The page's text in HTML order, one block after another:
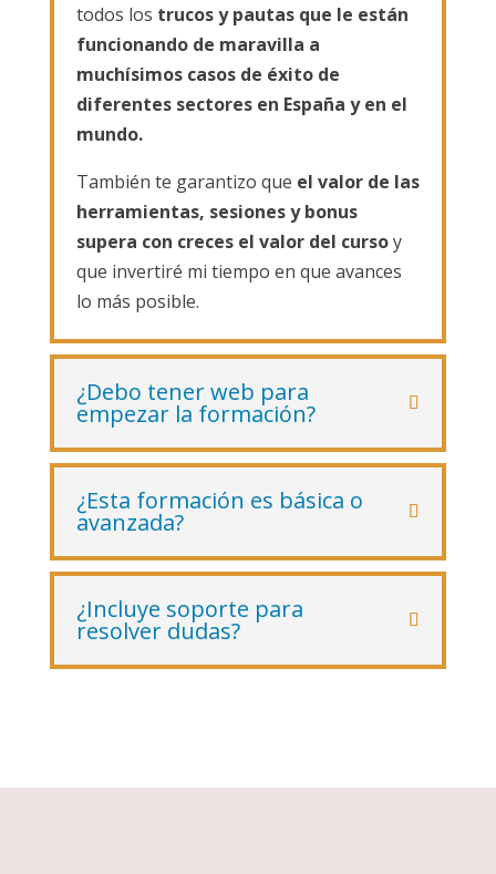
todos los trucos y pautas que le están
funcionando de maravilla a
muchísimos casos de éxito de
diferentes sectores en España y en el
mundo.
También te garantizo que el valor de las
herramientas, sesiones y bonus
supera con creces el valor del cursoy
que invertiré mi tiempo en que avances
lo más posible.
¿Debo tener web para
empezar la formación?
¿Esta formación es básica o
avanzada?
¿Incluye soporte para
resolver dudas?